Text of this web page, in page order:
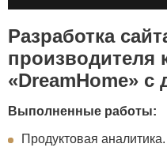
Разработка
производителя
«DreamHome»
Выполненные работы:
Продуктовая аналитика.